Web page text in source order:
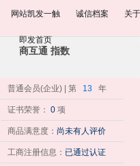
网站凯发一触
即发首页
诚信档案 关
商互通 指数
普通会员(企业) | 第 13 年
证书荣誉： 0 项
商品满意度： 尚未有人评价
工商注册信息： 已通过认证